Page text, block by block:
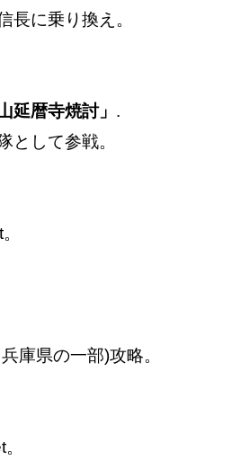
長に乗り換え。
延暦寺焼討」 .
として参戦。
庫県の一部)攻略。